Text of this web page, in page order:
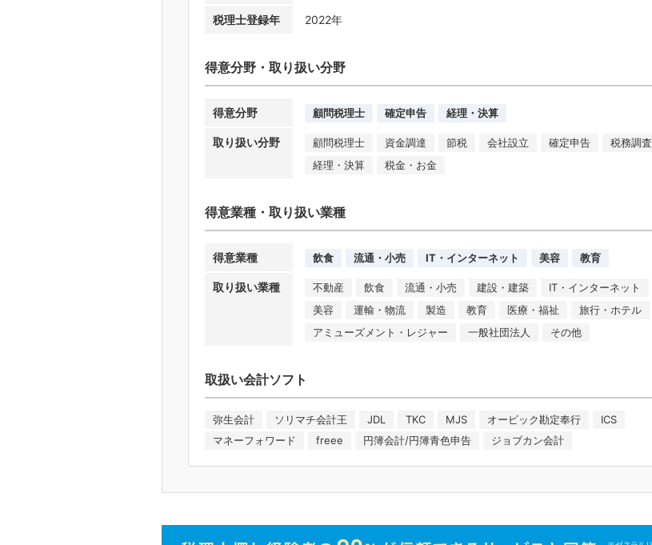
税理士登録年 2022年
得意分野・取り扱い分野
得意分野 顧問税理士 確定申告 経理・決算
取り扱い分野 顧問税理士 資金調達 節税 会社設立 確定申告
税務調査
経理・決算
税金・お金
得意業種・取り扱い業種
得意業種 飲食 流通・小売 IT・インターネット 美容 教育
取り扱い業種 不動産 飲食 流通・小売 建設・建築
IT・インターネット
美容
運輸・物流 製造 教育 医療・福祉
旅行・ホテル
アミューズメント・レジャー
一般社団法人 その他
取扱い会計ソフト
弥生会計 ソリマチ会計王 JDL TKC MJS オービック勘定奉行
ICS
マネーフォワード
freee 円簿会計/円簿青色申告 ジョブカン会計